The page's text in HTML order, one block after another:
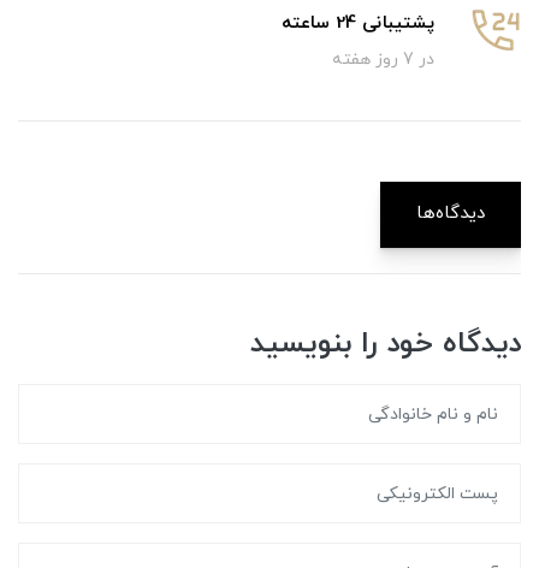
پشتیبانی 24 ساعته
در 7 روز هفته
دیدگاه‌ها
دیدگاه خود را بنویسید